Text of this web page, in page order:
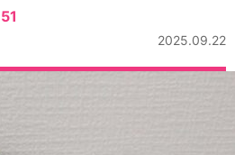
2025.09.22